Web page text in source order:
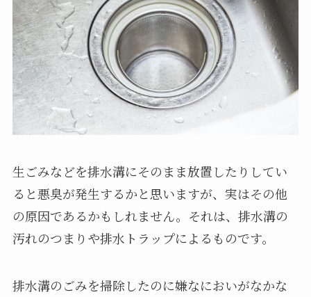
生ごみなどを排水溝にそのまま放置したりしてい
ると悪臭が発生するかと思いますが、実はその他
の原因であるかもしれません。それは、排水溝の
汚れのつまりや排水トラップによるものです。
排水溝のごみを掃除したのに嫌なにおいがなかな